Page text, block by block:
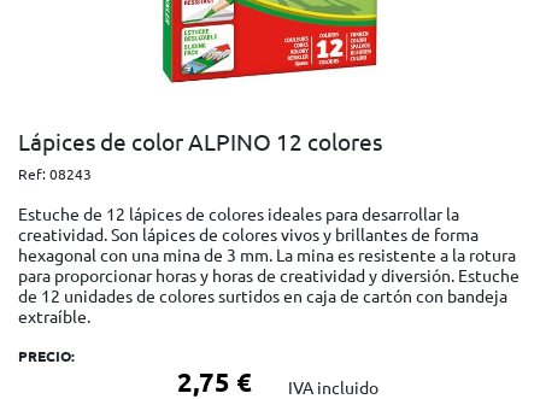
Lápices de color ALPINO 12 colores
Ref:08243
Estuche de 12 lápices de colores ideales para desarrollar la
creatividad. Son lápices de colores vivos y brillantes de forma
hexagonal con una mina de 3 mm. La mina es resistente a la rotura
para proporcionar horas y horas de creatividad y diversión. Estuche
de 12 unidades de colores surtidos en caja de cartón con bandeja
extraíble.
PRECIO:
2,75 € IVA incluido